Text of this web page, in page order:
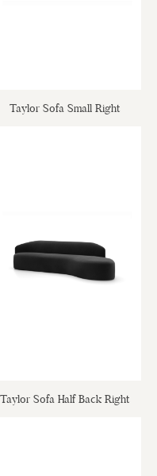
Taylor Sofa Small Right
Taylor Sofa Half Back Right